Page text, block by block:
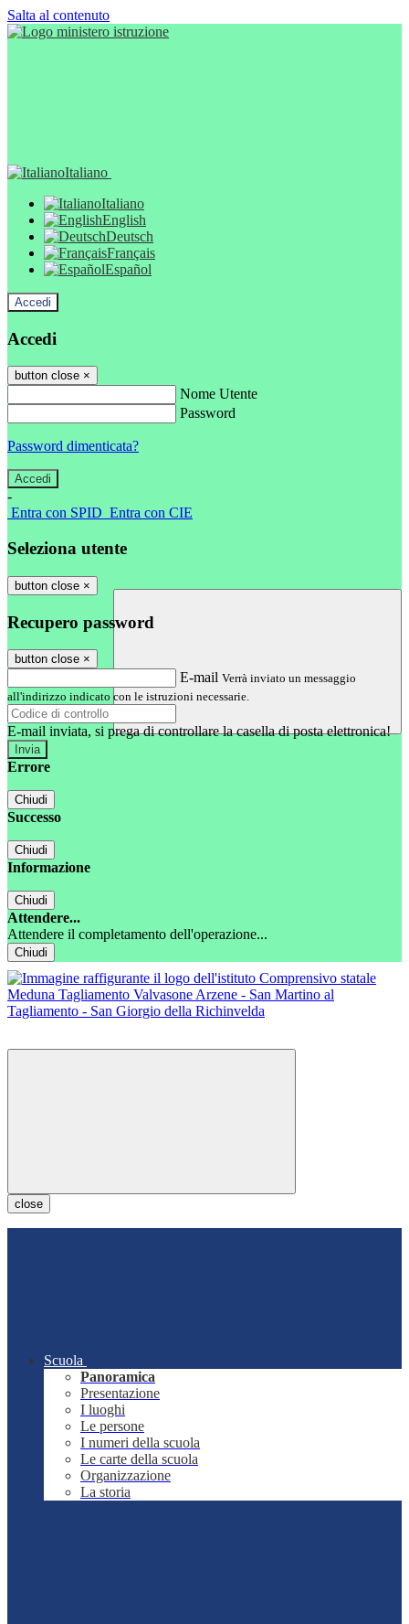
Salta al contenuto
Italiano
Italiano
English
Deutsch
Français
Español
Accedi
Accedi
button close ×
Nome Utente
Password
Password dimenticata?
-
Entra con SPID Entra con CIE
Seleziona utente
button close ×
Recupero password
button close ×
E-mail Verrà inviato un messaggio
all'indirizzo indicato con le istruzioni necessarie.
E-mail inviata, si prega di controllare la casella di posta elettronica!
Errore
Chiudi
Successo
Chiudi
Informazione
Chiudi
Attendere...
Attendere il completamento dell'operazione...
Chiudi
close
Scuola
Panoramica
Presentazione
I luoghi
Le persone
I numeri della scuola
Le carte della scuola
Organizzazione
La storia